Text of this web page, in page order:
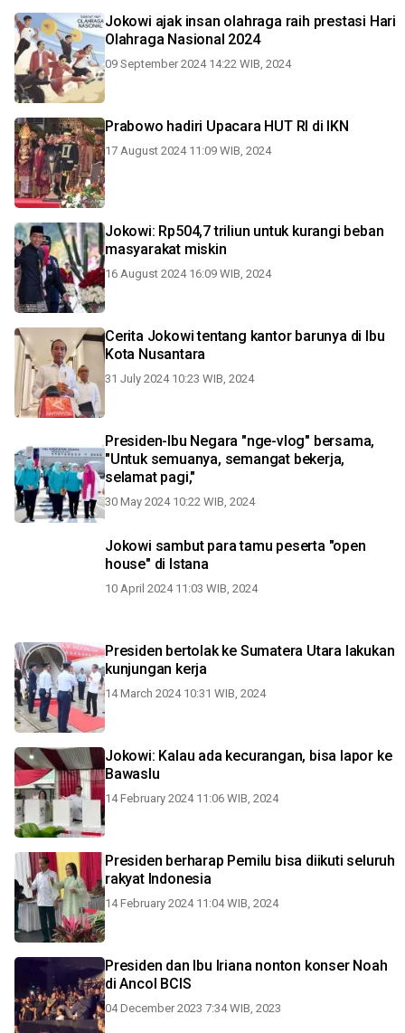
Jokowi ajak insan olahraga raih prestasi Hari
Olahraga Nasional 2024
09 September 2024 14:22 WIB, 2024
Prabowo hadiri Upacara HUT RI di IKN
17 August 2024 11:09 WIB, 2024
Jokowi: Rp504,7 triliun untuk kurangi beban
masyarakat miskin
16 August 2024 16:09 WIB, 2024
Cerita Jokowi tentang kantor barunya di Ibu
Kota Nusantara
31 July 2024 10:23 WIB, 2024
Presiden-Ibu Negara "nge-vlog" bersama,
"Untuk semuanya, semangat bekerja,
selamat pagi,"
30 May 2024 10:22 WIB, 2024
Jokowi sambut para tamu peserta "open
house" di Istana
10 April 2024 11:03 WIB, 2024
Presiden bertolak ke Sumatera Utara lakukan
kunjungan kerja
14 March 2024 10:31 WIB, 2024
Jokowi: Kalau ada kecurangan, bisa lapor ke
Bawaslu
14 February 2024 11:06 WIB, 2024
Presiden berharap Pemilu bisa diikuti seluruh
rakyat Indonesia
14 February 2024 11:04 WIB, 2024
Presiden dan Ibu Iriana nonton konser Noah
di Ancol BCIS
04 December 2023 7:34 WIB, 2023